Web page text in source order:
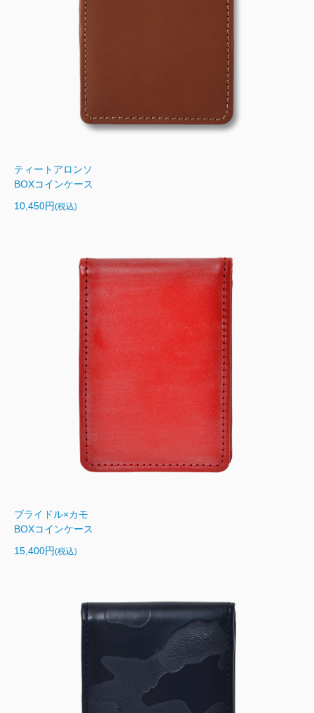
ティートアロンソ
BOXコインケース
10,450円(税込)
ブライドル×カモ
BOXコインケース
15,400円(税込)